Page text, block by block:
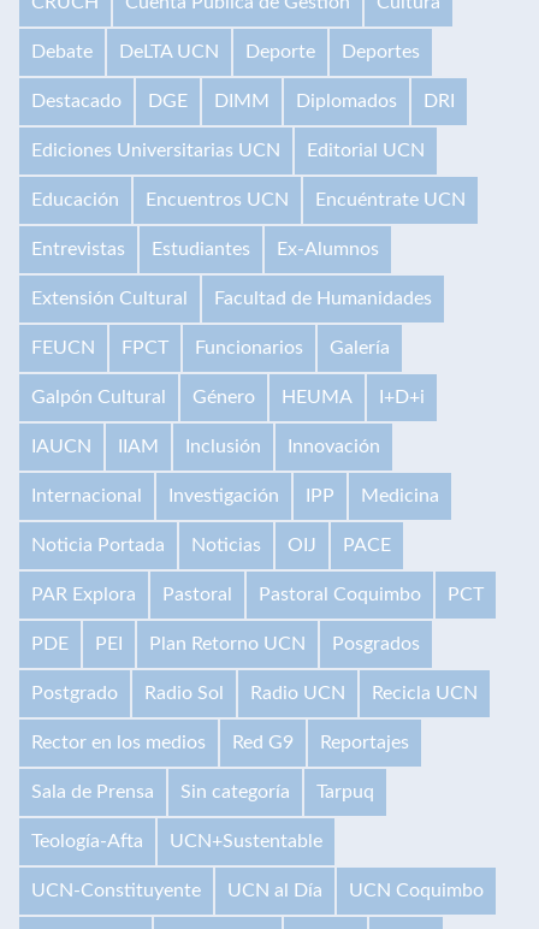
Debate DeLTA UCN Deporte Deportes
Destacado DGE DIMM Diplomados DRI
Ediciones Universitarias UCN Editorial UCN
Educación Encuentros UCN Encuéntrate UCN
Entrevistas Estudiantes Ex-Alumnos
Extensión Cultural Facultad de Humanidades
FEUCN FPCT Funcionarios Galería
Galpón Cultural Género HEUMA I+D+i
IAUCN IIAM Inclusión Innovación
Internacional Investigación IPP Medicina
Noticia Portada Noticias OIJ PACE
PAR Explora Pastoral Pastoral Coquimbo PCT
PDE PEI Plan Retorno UCN Posgrados
Postgrado Radio Sol Radio UCN Recicla UCN
Rector en los medios Red G9 Reportajes
Sala de Prensa Sin categoría Tarpuq
Teología-Afta UCN+Sustentable
UCN-Constituyente UCN al Día UCN Coquimbo